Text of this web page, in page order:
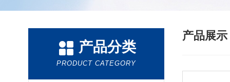
产品分类
PRODUCT CATEGORY
产品展示